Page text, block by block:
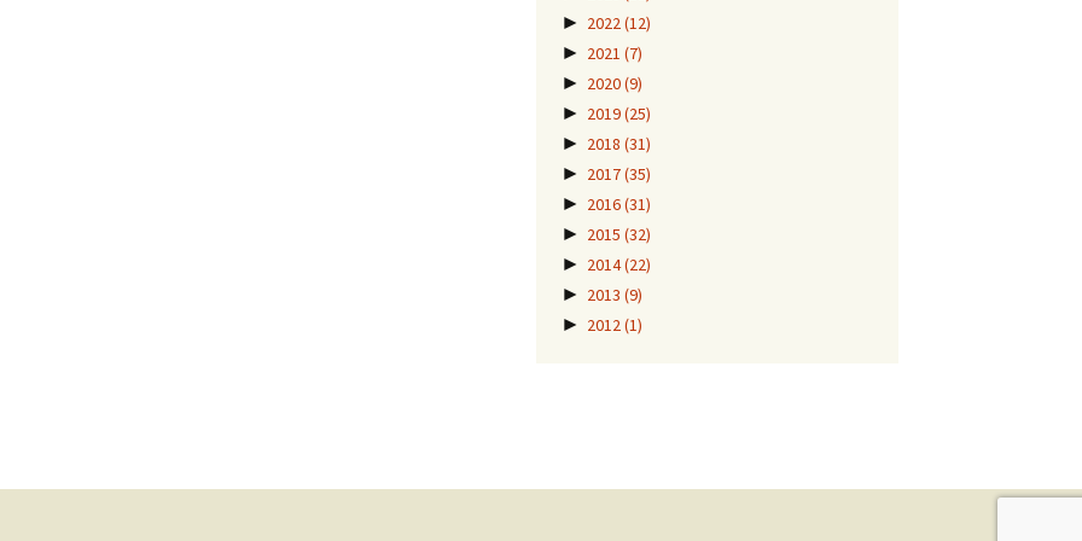
► 2022(12)
► 2021 (7)
► 2020(9)
► 2019(25)
► 2018 (31)
► 2017(35)
► 2016(31)
► 2015 (32)
► 2014(22)
► 2013 (9)
► 2012(1)